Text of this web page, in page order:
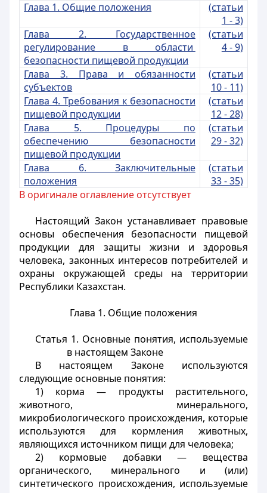
Глава 1. Общие положения
(статьи
1 - 3)
Глава 2. Государственное
регулирование в области
безопасности пищевой продукции
(статьи
4 - 9)
Глава 3. Права и обязанности
субъектов
(статьи
10 - 11)
Глава 4. Требования к безопасности
пищевой продукции
(статьи
12 - 28)
Глава 5. Процедуры по
обеспечению безопасности
пищевой продукции
(статьи
29 - 32)
Глава 6. Заключительные
положения
(статьи
33 - 35)
В оригинале оглавление отсутствует
Настоящий Закон устанавливает правовые
основы обеспечения безопасности пищевой
продукции для защиты жизни и здоровья
человека, законных интересов потребителей и
охраны окружающей среды на территории
Республики Казахстан.
Глава 1. Общие положения
Статья 1. Основные понятия, используемые
в настоящем Законе
В настоящем Законе используются
следующие основные понятия:
1) корма — продукты растительного,
животного, минерального,
микробиологического происхождения, которые
используются для кормления животных,
являющихся источником пищи для человека;
2) кормовые добавки — вещества
органического, минерального и (или)
синтетического происхождения, используемые